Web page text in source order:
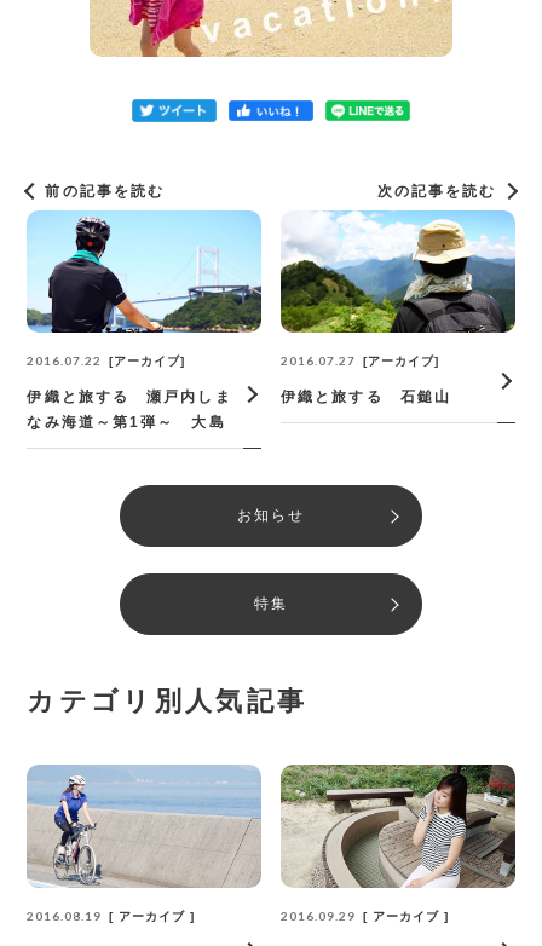
前の記事を読む
2016.07.22 アーカイブ
伊織と旅する 瀬戸内しま
なみ海道～第1弾～ 大島
次の記事を読む
2016.07.27 アーカイブ
伊織と旅する 石鎚山
お知らせ
特集
カテゴリ別人気記事
2016.08.19 アーカイブ 2016.09.29 アーカイブ